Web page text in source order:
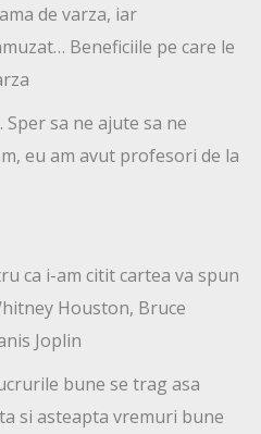
de varza, iar
Beneficiile pe care le
Sper sa ne ajute sa ne
eu am avut profesori de la
ca i-am citit cartea va spun
Houston, Bruce
Joplin
bune se trag asa
si asteapta vremuri bune